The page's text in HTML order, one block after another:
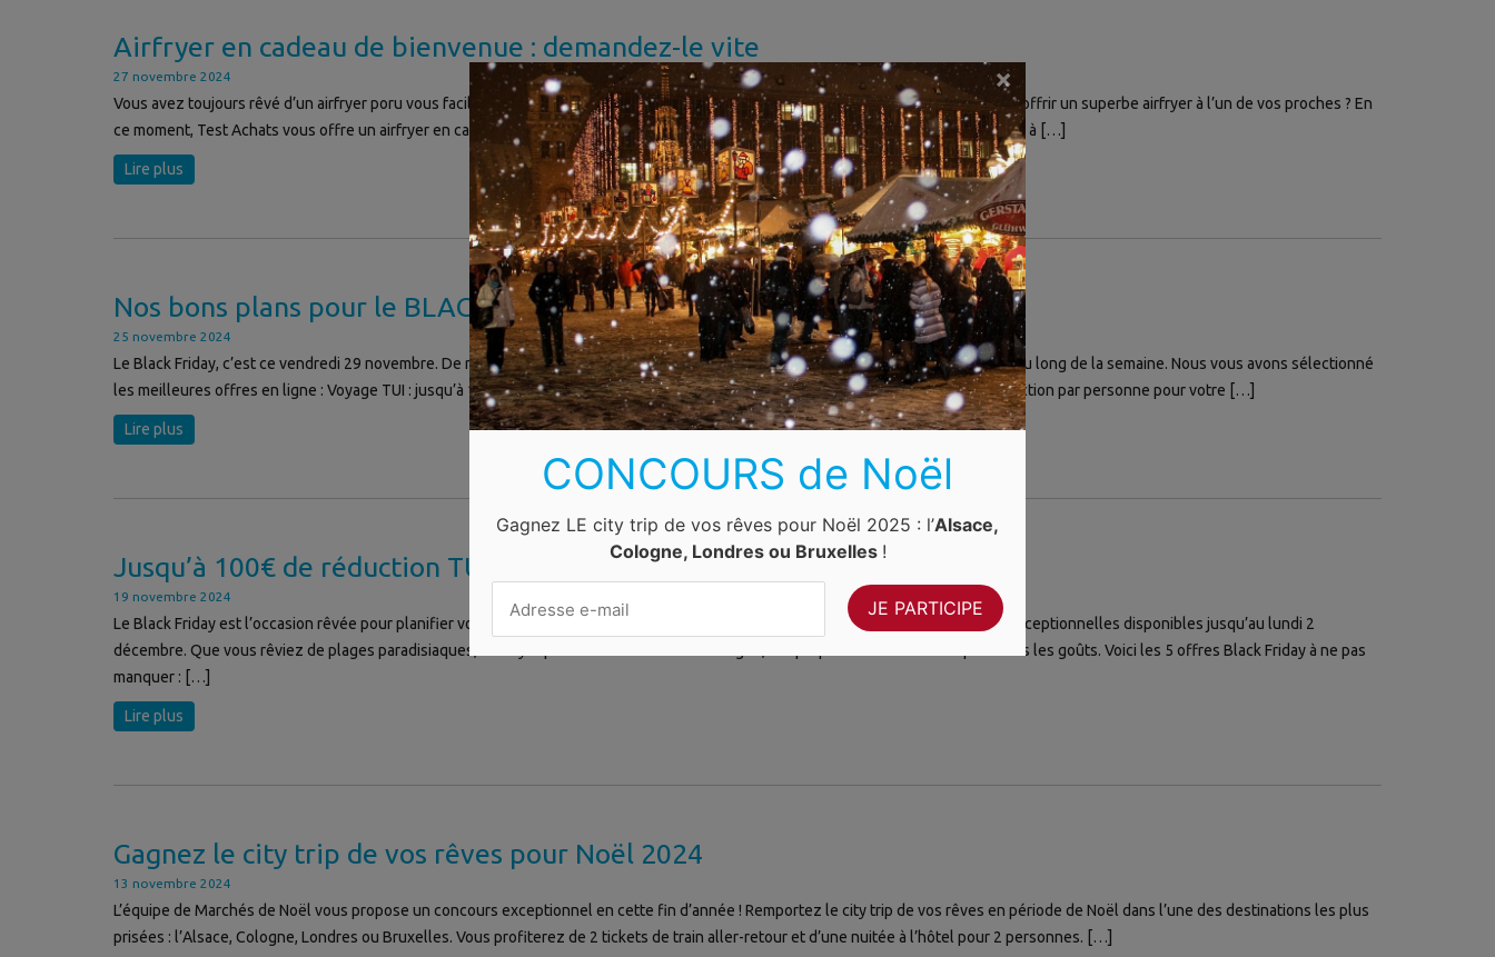
Airfryer en cadeau de bienvenue : demandez-le vite
27 novembre 2024
Vous avez toujours rêvé d’un airfryer poru vous faciliter la vie en cuisine ? Ou vous préparez vos cadeaux de Noël et vous souhaitez offrir un superbe airfryer à l’un de vos proches ? En
ce moment, Test Achats vous offre un airfryer en cadeau de bienvenue. Pour le recevoir, il suffit de vous inscrire à l’offre découverte à […]
Lire plus
Nos bons plans pour le BLACK FRIDAY
25 novembre 2024
Le Black Friday, c’est ce vendredi 29 novembre. De nombreuses boutiques en ligne vous proposent des réductions exclusives tout au long de la semaine. Nous vous avons sélectionné
les meilleures offres en ligne : Voyage TUI : jusqu’à 100€ de réduction supplémentaire sur votre réservation ! SUNWEB : 50€ de réduction par personne pour votre […]
Lire plus
Jusqu’à 100€ de réduction TUI pour le Black Friday
19 novembre 2024
Le Black Friday est l’occasion rêvée pour planifier vos vacances d’hiver ou votre prochain été, et TUI ne déçoit pas avec ses offres exceptionnelles disponibles jusqu’au lundi 2
décembre. Que vous rêviez de plages paradisiaques, de city trips ou d’aventures en montagne, TUI propose des réductions pour tous les goûts. Voici les 5 offres Black Friday à ne pas
manquer : […]
Lire plus
Gagnez le city trip de vos rêves pour Noël 2024
13 novembre 2024
L’équipe de Marchés de Noël vous propose un concours exceptionnel en cette fin d’année ! Remportez le city trip de vos rêves en période de Noël dans l’une des destinations les plus
prisées : l’Alsace, Cologne, Londres ou Bruxelles. Vous profiterez de 2 tickets de train aller-retour et d’une nuitée à l’hôtel pour 2 personnes. […]
CONCOURS de Noël
Gagnez LE city trip de vos rêves pour Noël 2025 : l’Alsace,
Cologne, Londres ou Bruxelles !
×